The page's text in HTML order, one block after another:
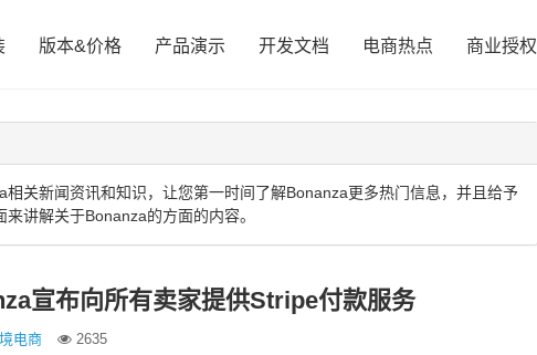
版本&价格 产品演示 开发文档 电商热点 商业授权
关新闻资讯和知识，让您第一时间了解Bonanza更多热门信息，并且给予
讲解关于Bonanza的方面的内容。
宣布向所有卖家提供Stripe付款服务
电商 2635